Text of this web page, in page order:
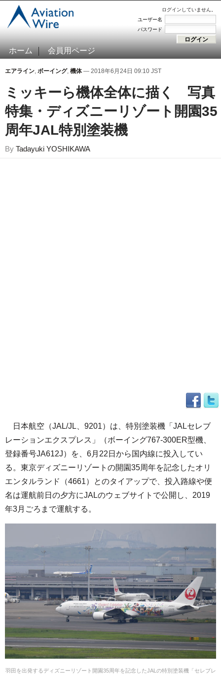
ログインしていません。
ユーザー名
パスワード
ホーム 会員用ページ
エアライン, ボーイング, 機体— 2018年6月24日 09:10 JST
ミッキーら機体全体に描く 写真
特集・ディズニーリゾート開園35
周年JAL特別塗装機
By Tadayuki YOSHIKAWA
日本航空（JAL/JL、9201）は、特別塗装機「JALセレブ
レーションエクスプレス」（ボーイング767-300ER型機、
登録番号JA612J）を、6月22日から国内線に投入してい
る。東京ディズニーリゾートの開園35周年を記念したオリ
エンタルランド（4661）とのタイアップで、投入路線や便
名は運航前日の夕方にJALのウェブサイトで公開し、2019
年3月ごろまで運航する。
羽田を出発するディズニーリゾート開園35周年を記念したJALの特別塗装機「セレブレ